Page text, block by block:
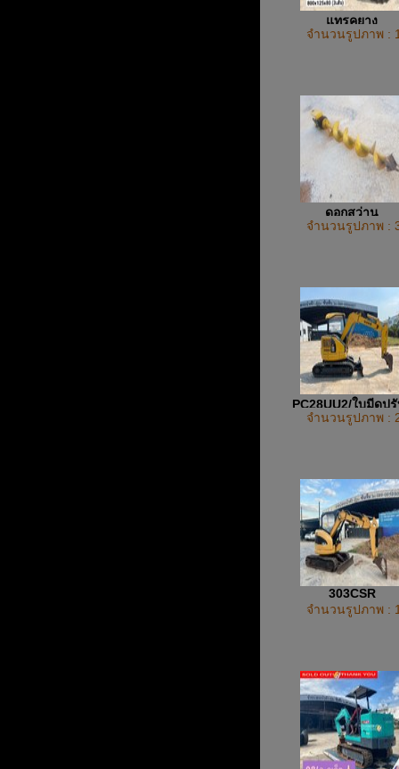
แทรคยาง
จำนวนรูปภาพ :
ดอกสว่าน
จำนวนรูปภาพ :
PC28UU2/ใบมีดป
ทิศทาง
จำนวนรูปภาพ :
303CSR
จำนวนรูปภาพ :